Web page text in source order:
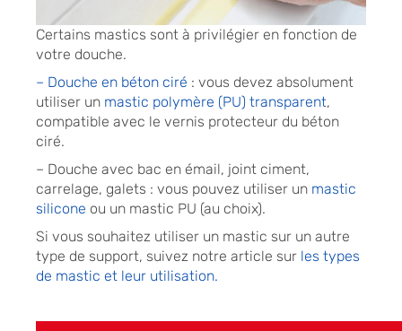
Certains mastics sont à privilégier en fonction de
votre douche.
– Douche en béton ciré : vous devez absolument
utiliser un mastic polymère (PU) transparent,
compatible avec le vernis protecteur du béton
ciré.
– Douche avec bac en émail, joint ciment,
carrelage, galets : vous pouvez utiliser un mastic
silicone ou un mastic PU (au choix).
Si vous souhaitez utiliser un mastic sur un autre
type de support, suivez notre article sur les types
de mastic et leur utilisation.